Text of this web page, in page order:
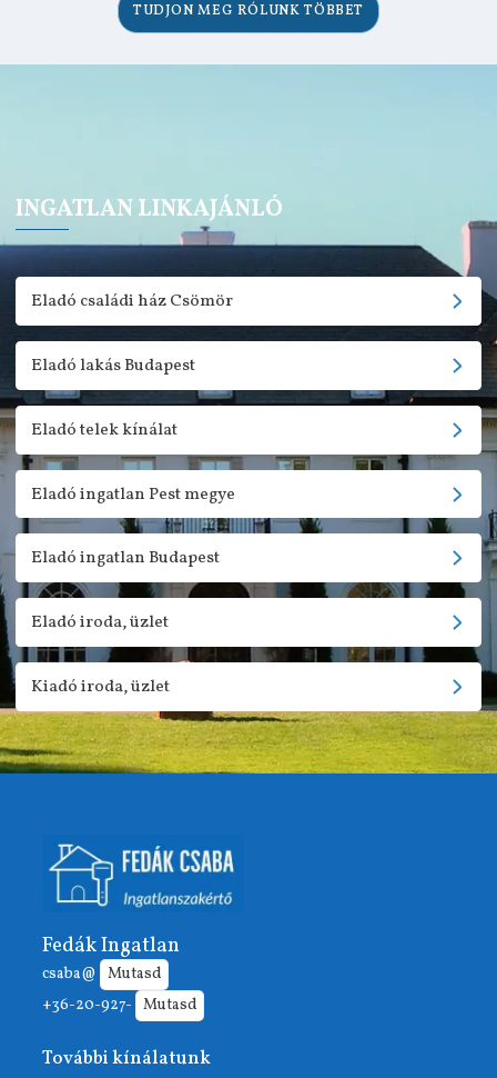
TUDJON MEG RÓLUNK TÖBBET
INGATLAN LINKAJÁNLÓ
Eladó családi ház Csömör
Eladó lakás Budapest
Eladó telek kínálat
Eladó ingatlan Pest megye
Eladó ingatlan Budapest
Eladó iroda, üzlet
Kiadó iroda, üzlet
Fedák Ingatlan
csaba@
Mutasd
+36-20-927- Mutasd
További kínálatunk